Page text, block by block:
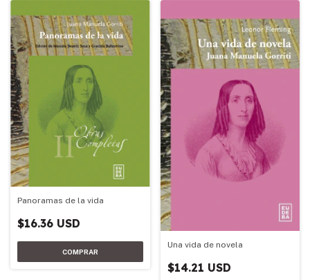
Panoramas de la vida
$16.36 USD
Una vida de novela
$14.21 USD